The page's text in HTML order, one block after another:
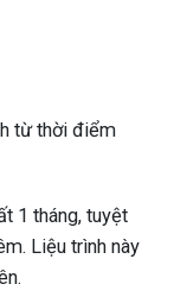
từ thời điểm
1 tháng, tuyệt
Liệu trình này